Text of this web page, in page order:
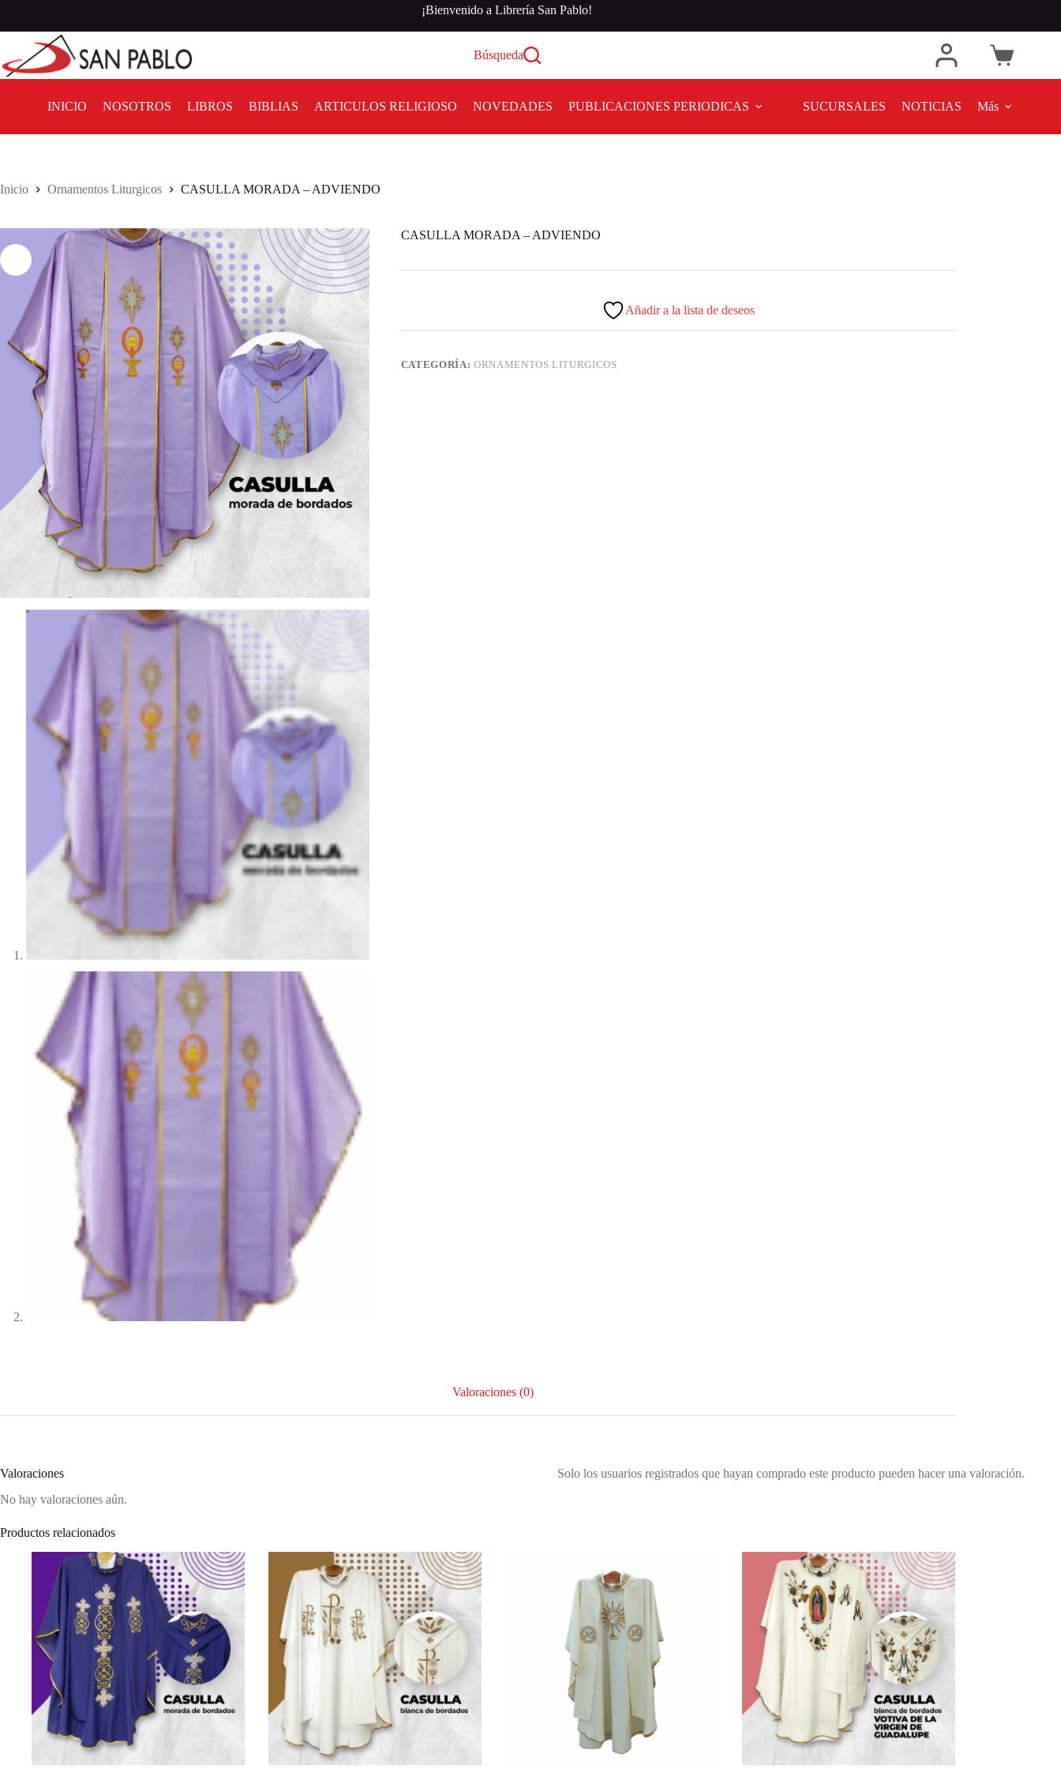
¡Bienvenido a Librería San Pablo!
Búsqueda
INICIO NOSOTROS LIBROS BIBLIAS ARTICULOS RELIGIOSO NOVEDADES PUBLICACIONES PERIODICAS SUCURSALES NOTICIAS Más
Inicio Ornamentos Liturgicos CASULLA MORADA – ADVIENDO
CASULLA MORADA – ADVIENDO
Añadir a la lista de deseos
CATEGORÍA: ORNAMENTOS LITURGICOS
Valoraciones (0)
Valoraciones
No hay valoraciones aún.
Solo los usuarios registrados que hayan comprado este producto pueden hacer una valoración.
Productos relacionados